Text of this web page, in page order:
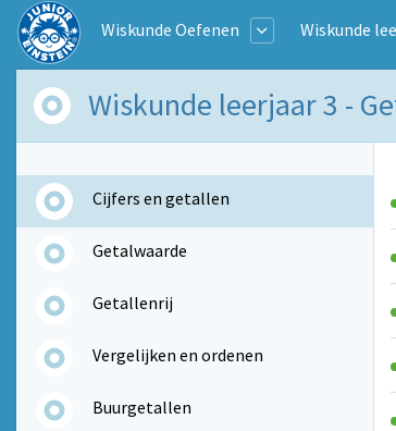
Wiskunde Oefenen Wiskunde
Wiskunde leerjaar 3 -
Cijfers en getallen
Getalwaarde
Getallenrij
Vergelijken en ordenen
Buurgetallen